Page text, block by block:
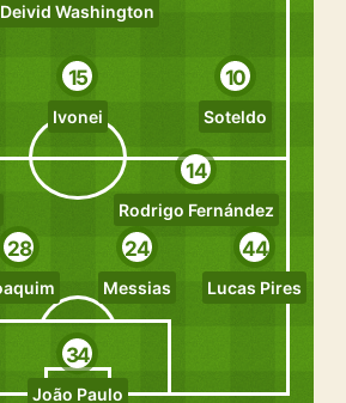
Deivid Washington
15
Ivonei
10
Soteldo
14
Rodrigo Fernández
28 24
Messias
44
Lucas Pires
34
João Paulo